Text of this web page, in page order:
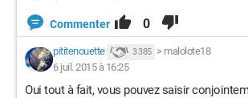
Commenter 0
pititenouette 3 385 > malolote18
6 juil. 2015 à 16:25
Oui tout à fait, vous pouvez saisir